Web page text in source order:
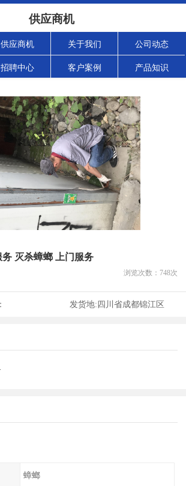
供应商机
供应商机 关于我们 公司动态
招聘中心 客户案例 产品知识
灭杀蟑螂 上门服务
浏览次数： 748次
发货地:四川省成都锦江区
蟑螂